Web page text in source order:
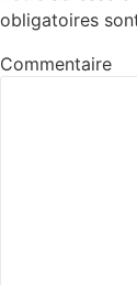
obligatoires
Commentaire